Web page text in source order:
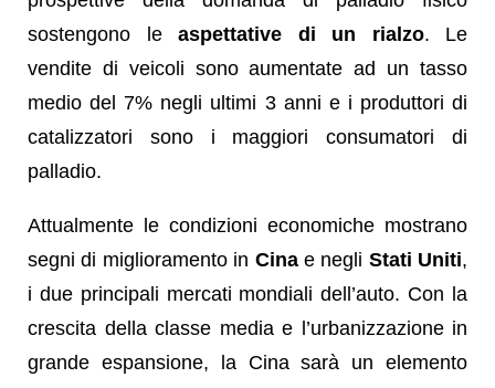
sostengono le aspettative di un rialzo. Le
vendite di veicoli sono aumentate ad un tasso
medio del 7% negli ultimi 3 anni e i produttori di
catalizzatori sono i maggiori consumatori di
palladio.
Attualmente le condizioni economiche mostrano
segni di miglioramento in Cinae negli Stati Uniti,
i due principali mercati mondiali dell’auto. Con la
crescita della classe media e l’urbanizzazione in
grande espansione, la Cina sarà un elemento